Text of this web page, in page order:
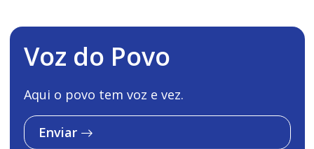
Voz do Povo
Aqui o povo tem voz e vez.
Enviar